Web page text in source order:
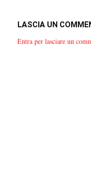
LASCIA UN
Entra per lasciare un